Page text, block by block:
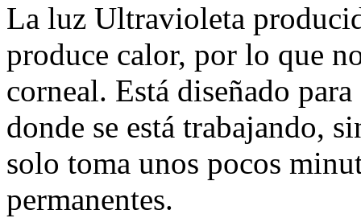
La luz Ultravioleta
produce calor, por lo que
corneal. Está diseñado
donde se está trabajando,
solo toma unos pocos
permanentes.